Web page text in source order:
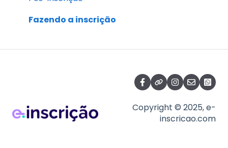
Resgates e Recebimentos
Relatórios e Controle Financeiro
Divulgue
Fazendo a inscrição
Copyright © 2025, e-
inscricao.com